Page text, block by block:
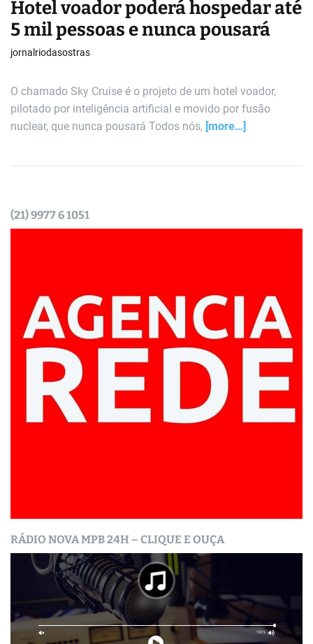
Hotel voador poderá hospedar até
5 mil pessoas e nunca pousará
jornalriodasostras
O chamado Sky Cruise é o projeto de um hotel voador,
pilotado por inteligência artificial e movido por fusão
nuclear, que nunca pousará Todos nós, [more…]
(21) 9977 6 1051
RÁDIO NOVA MPB 24H – CLIQUE E OUÇA